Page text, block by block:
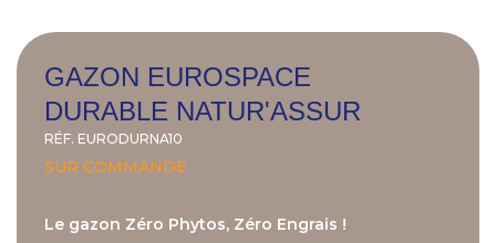
GAZON EUROSPACE
DURABLE NATUR'ASSUR
RÉF. EURODURNA10
SUR COMMANDE
Le gazon Zéro Phytos, Zéro Engrais !